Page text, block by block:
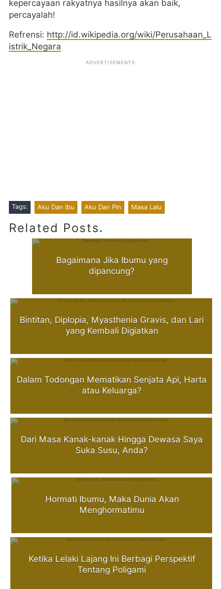
kepercayaan rakyatnya hasilnya akan baik,
percayalah!
Refrensi: http://id.wikipedia.org/wiki/Perusahaan_L
istrik_Negara
Tags: Aku Dan Ibu Aku Dan Pln Masa Lalu
Related Posts.
Bagaimana Jika Ibumu yang
dipancung?
Bintitan, Diplopia, Myasthenia Gravis, dan Lari
yang Kembali Digiatkan
Dalam Todongan Mematikan Senjata Api, Harta
atau Keluarga?
Dari Masa Kanak-kanak Hingga Dewasa Saya
Suka Susu, Anda?
Hormati Ibumu, Maka Dunia Akan
Menghormatimu
Ketika Lelaki Lajang Ini Berbagi Perspektif
Tentang Poligami